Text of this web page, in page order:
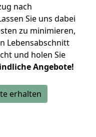
nach
Sie uns dabei
zu minimieren,
Lebensabschnitt
und holen Sie
Angebote!
erhalten